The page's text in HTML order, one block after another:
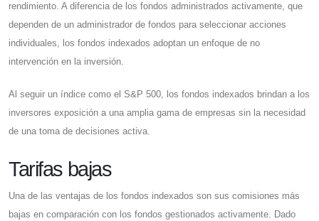
rendimiento. A diferencia de los fondos administrados activamente, que
dependen de un administrador de fondos para seleccionar acciones
individuales, los fondos indexados adoptan un enfoque de no
intervención en la inversión.
Al seguir un índice como el S&P 500, los fondos indexados brindan a los
inversores exposición a una amplia gama de empresas sin la necesidad
de una toma de decisiones activa.
Tarifas bajas
Una de las ventajas de los fondos indexados son sus comisiones más
bajas en comparación con los fondos gestionados activamente. Dado